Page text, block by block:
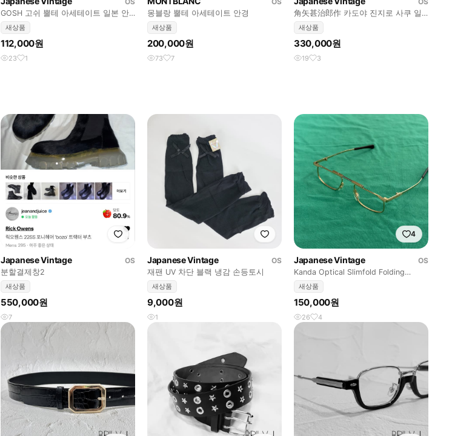
GOSH 고쉬 뿔테 아세테이트 일본 안
경새상품
112,000원
23 1
몽블랑 뿔테 아세테이트 안경
새상품
200,000원
73 7
角矢甚治郎作 카도야 진지로 사쿠 일
본 장인 셀룰로이드 뿔테 안경
새상품
330,000원
19 3
Japanese Vintage
OS
분할결제창2
새상품
550,000원
7
Japanese Vintage
OS
재팬 UV 차단 블랙 냉감 손등토시
새상품
9,000원
1
4
Japanese Vintage
OS
Kanda Optical Slimfold Folding
Glasses
새상품
150,000원
26 4